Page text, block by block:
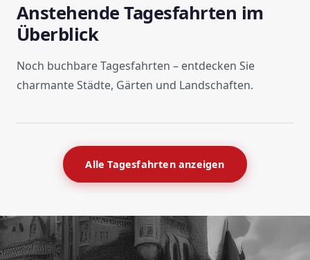
Anstehende Tagesfahrten im
Überblick
Noch buchbare Tagesfahrten – entdecken Sie
charmante Städte, Gärten und Landschaften.
Alle Tagesfahrten anzeigen